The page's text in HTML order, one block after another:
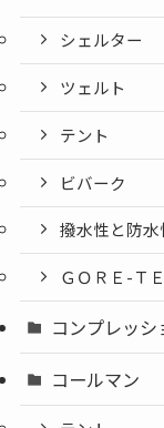
シェルター
ツェルト
テント
ビバーク
撥水性と防
ＧＯＲＥ-Ｔ
コンプレッ
コールマン